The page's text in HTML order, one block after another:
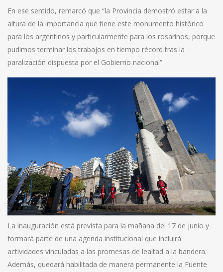
En ese sentido, remarcó que “la Provincia demostró estar a la
altura de la importancia que tiene este monumento histórico
para los argentinos y particularmente para los rosarinos, porque
pudimos terminar los trabajos en tiempo récord tras la
paralización dispuesta por el Gobierno nacional”.
La inauguración está prevista para la mañana del 17 de junio y
formará parte de una agenda institucional que incluirá
actividades vinculadas a las promesas de lealtad a la bandera.
Además, quedará habilitada de manera permanente la Fuente